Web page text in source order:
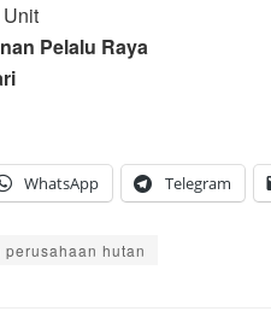
Pelalu Raya
WhatsApp Telegram
perusahaan hutan